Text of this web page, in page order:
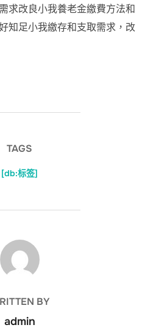
求改良小我養老金繳費方法和
知足小我繳存和支取需求，改
TAGS
[db:标签]
AUTHOR
BY
admin